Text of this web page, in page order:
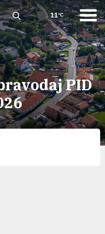
11°C
PID